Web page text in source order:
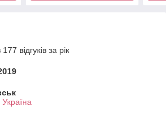
відгуків за рік
Україна